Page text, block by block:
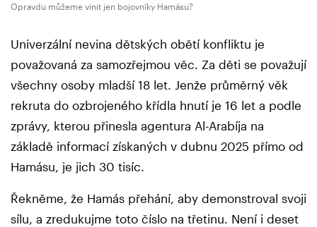
Opravdu můžeme vinit jen bojovníky Hamásu?
Univerzální nevina dětských obětí konfliktu je
považovaná za samozřejmou věc. Za děti se považují
všechny osoby mladší 18 let. Jenže průměrný věk
rekruta do ozbrojeného křídla hnutí je 16 let a podle
zprávy, kterou přinesla agentura Al-Arabíja na
základě informací získaných v dubnu 2025 přímo od
Hamásu, je jich 30 tisíc.
Řekněme, že Hamás přehání, aby demonstroval svoji
sílu, a zredukujme toto číslo na třetinu. Není i deset